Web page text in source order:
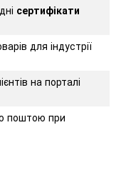
сертифікати
для індустрії
на порталі
поштою при